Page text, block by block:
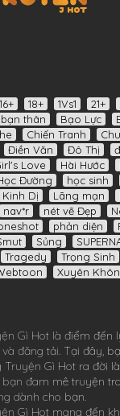
16+ 18+ 1Vs1 21+
bạn thân Bạo Lực
Chiến Tranh
Điền Văn Đô Thị
Love Hài Hước
Đường học sinh
Kinh Dị Lãng mạn
nav*r nét vẽ Đẹp
phản diện
Sủng
Tragedy Trọng Sinh
Xuyên
Gì Hot là điểm đến
đăng tải. Tại đây,
Truyện Gì Hot ra đời
bạn đam mê truyện
dành cho bạn.
Gì Hot mang đến